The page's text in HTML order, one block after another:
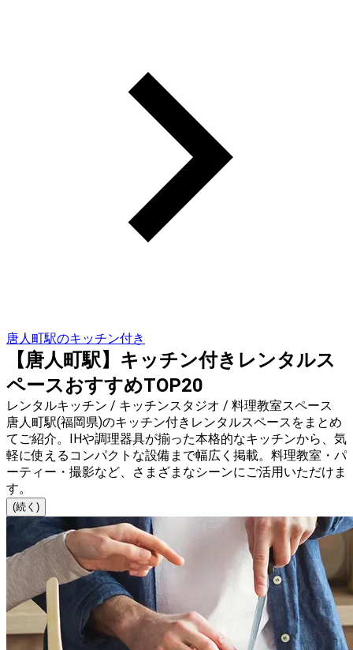
唐人町駅のキッチン付き
【唐人町駅】キッチン付きレンタルス
ペースおすすめTOP20
レンタルキッチン / キッチンスタジオ / 料理教室スペース
唐人町駅(福岡県)のキッチン付きレンタルスペースをまとめ
てご紹介。IHや調理器具が揃った本格的なキッチンから、気
軽に使えるコンパクトな設備まで幅広く掲載。料理教室・パ
ーティー・撮影など、さまざまなシーンにご活用いただけま
す。
(続く)